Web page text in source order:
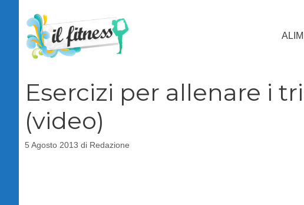
contenuto
Esercizi per allenare i
(video)
5 Agosto 2013 di Redazione